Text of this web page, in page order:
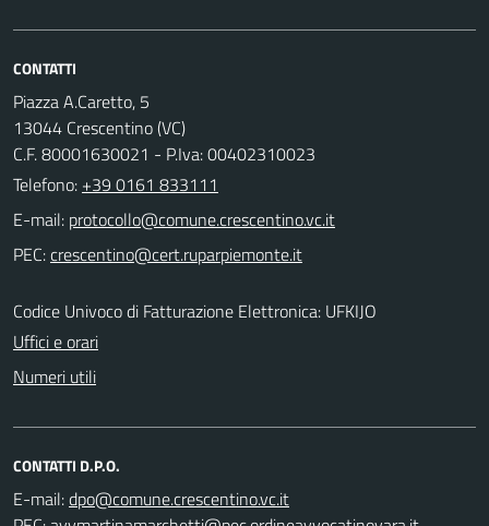
CONTATTI
Piazza A.Caretto, 5
13044 Crescentino (VC)
C.F. 80001630021 - P.Iva: 00402310023
Telefono: +39 0161 833111
E-mail:
PEC:
Codice Univoco di Fatturazione Elettronica: UFKIJO
Uffici e orari
Numeri utili
CONTATTI D.P.O.
E-mail: